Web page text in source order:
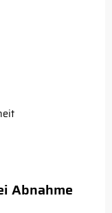
Abnahme